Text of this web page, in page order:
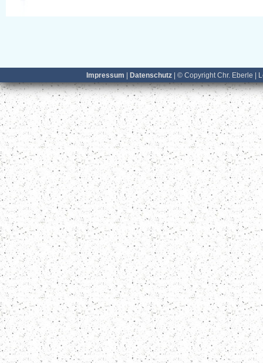
Impressum Datenschutz | © Copyright Chr. Eberle |